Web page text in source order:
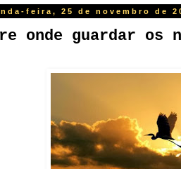
feira, 25 de novembro de
onde guardar os